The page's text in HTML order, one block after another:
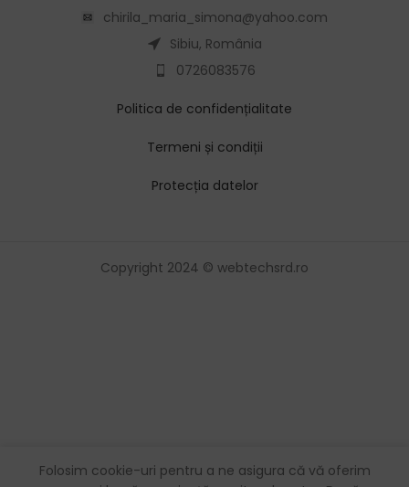
chirila_maria_simona@yahoo.com
Sibiu, România
0726083576
Politica de confidențialitate
Termeni și condiții
Protecția datelor
Copyright 2024 © webtechsrd.ro
Folosim cookie-uri pentru a ne asigura că vă oferim